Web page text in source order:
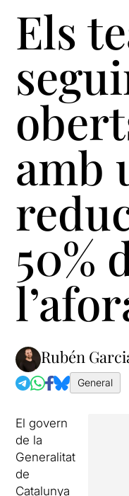
Els
amb
50%
Rubén
General
El govern
de la
Generalitat
de
Catalunya